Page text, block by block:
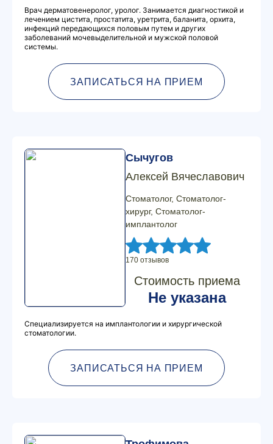
Врач дерматовенеролог, уролог. Занимается диагностикой и
лечением цистита, простатита, уретрита, баланита, орхита,
инфекций передающихся половым путем и других
заболеваний мочевыделительной и мужской половой
системы.
ЗАПИСАТЬСЯ НА ПРИЕМ
Сычугов
Алексей Вячеславович
Стоматолог, Стоматолог-
хирург, Стоматолог-
имплантолог
170 отзывов
Стоимость приема
Не указана
Специализируется на имплантологии и хирургической
стоматологии.
ЗАПИСАТЬСЯ НА ПРИЕМ